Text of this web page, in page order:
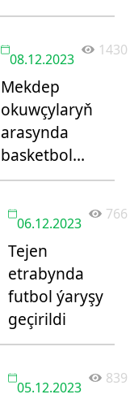
08.12.2023
1430
Mekdep
okuwçylaryň
arasynda
basketbol
ýaryşy geçirildi
06.12.2023
766
Tejen
etrabynda
futbol ýaryşy
geçirildi
05.12.2023
839